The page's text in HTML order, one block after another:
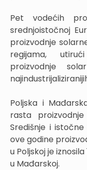
Pet vodećih
srednjoistočnoj
proizvodnje
regijama,
proizvodnje
Poljska i
rasta
Središnje i
ove godine
u Poljskoj je
u Mađarskoj.